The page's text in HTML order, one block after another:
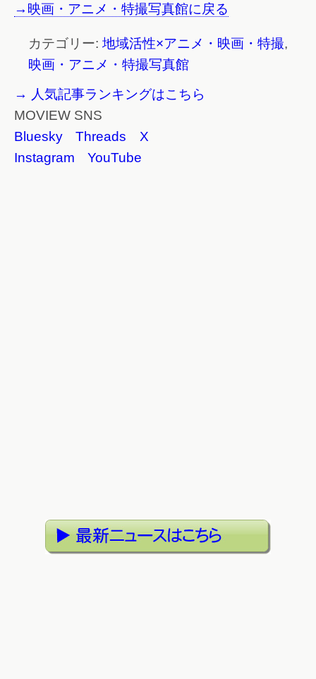
→映画・アニメ・特撮写真館に戻る
カテゴリー: 地域活性×アニメ・映画・特撮,
映画・アニメ・特撮写真館
→ 人気記事ランキングはこちら
MOVIEW SNS
Bluesky
Threads
X
Instagram
YouTube